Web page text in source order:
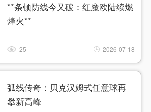
**条顿防线今又破：红魔欧陆续燃
烽火**
25 2026-07-18
弧线传奇：贝克汉姆式任意球再
攀新高峰